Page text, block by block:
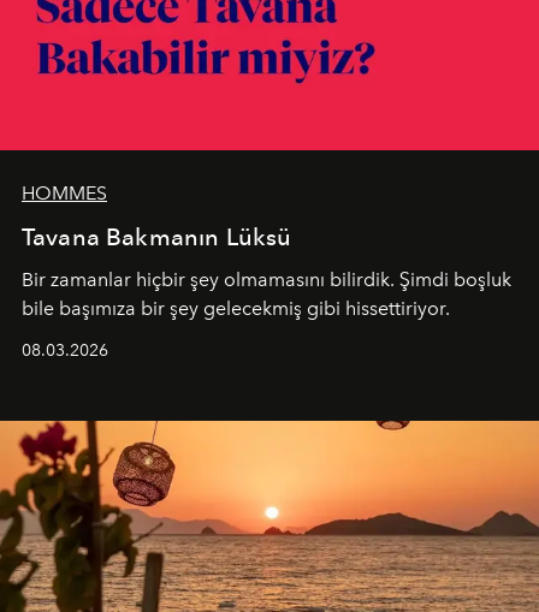
HOMMES
Tavana Bakmanın Lüksü
Bir zamanlar hiçbir şey olmamasını bilirdik. Şimdi boşluk
bile başımıza bir şey gelecekmiş gibi hissettiriyor.
08.03.2026